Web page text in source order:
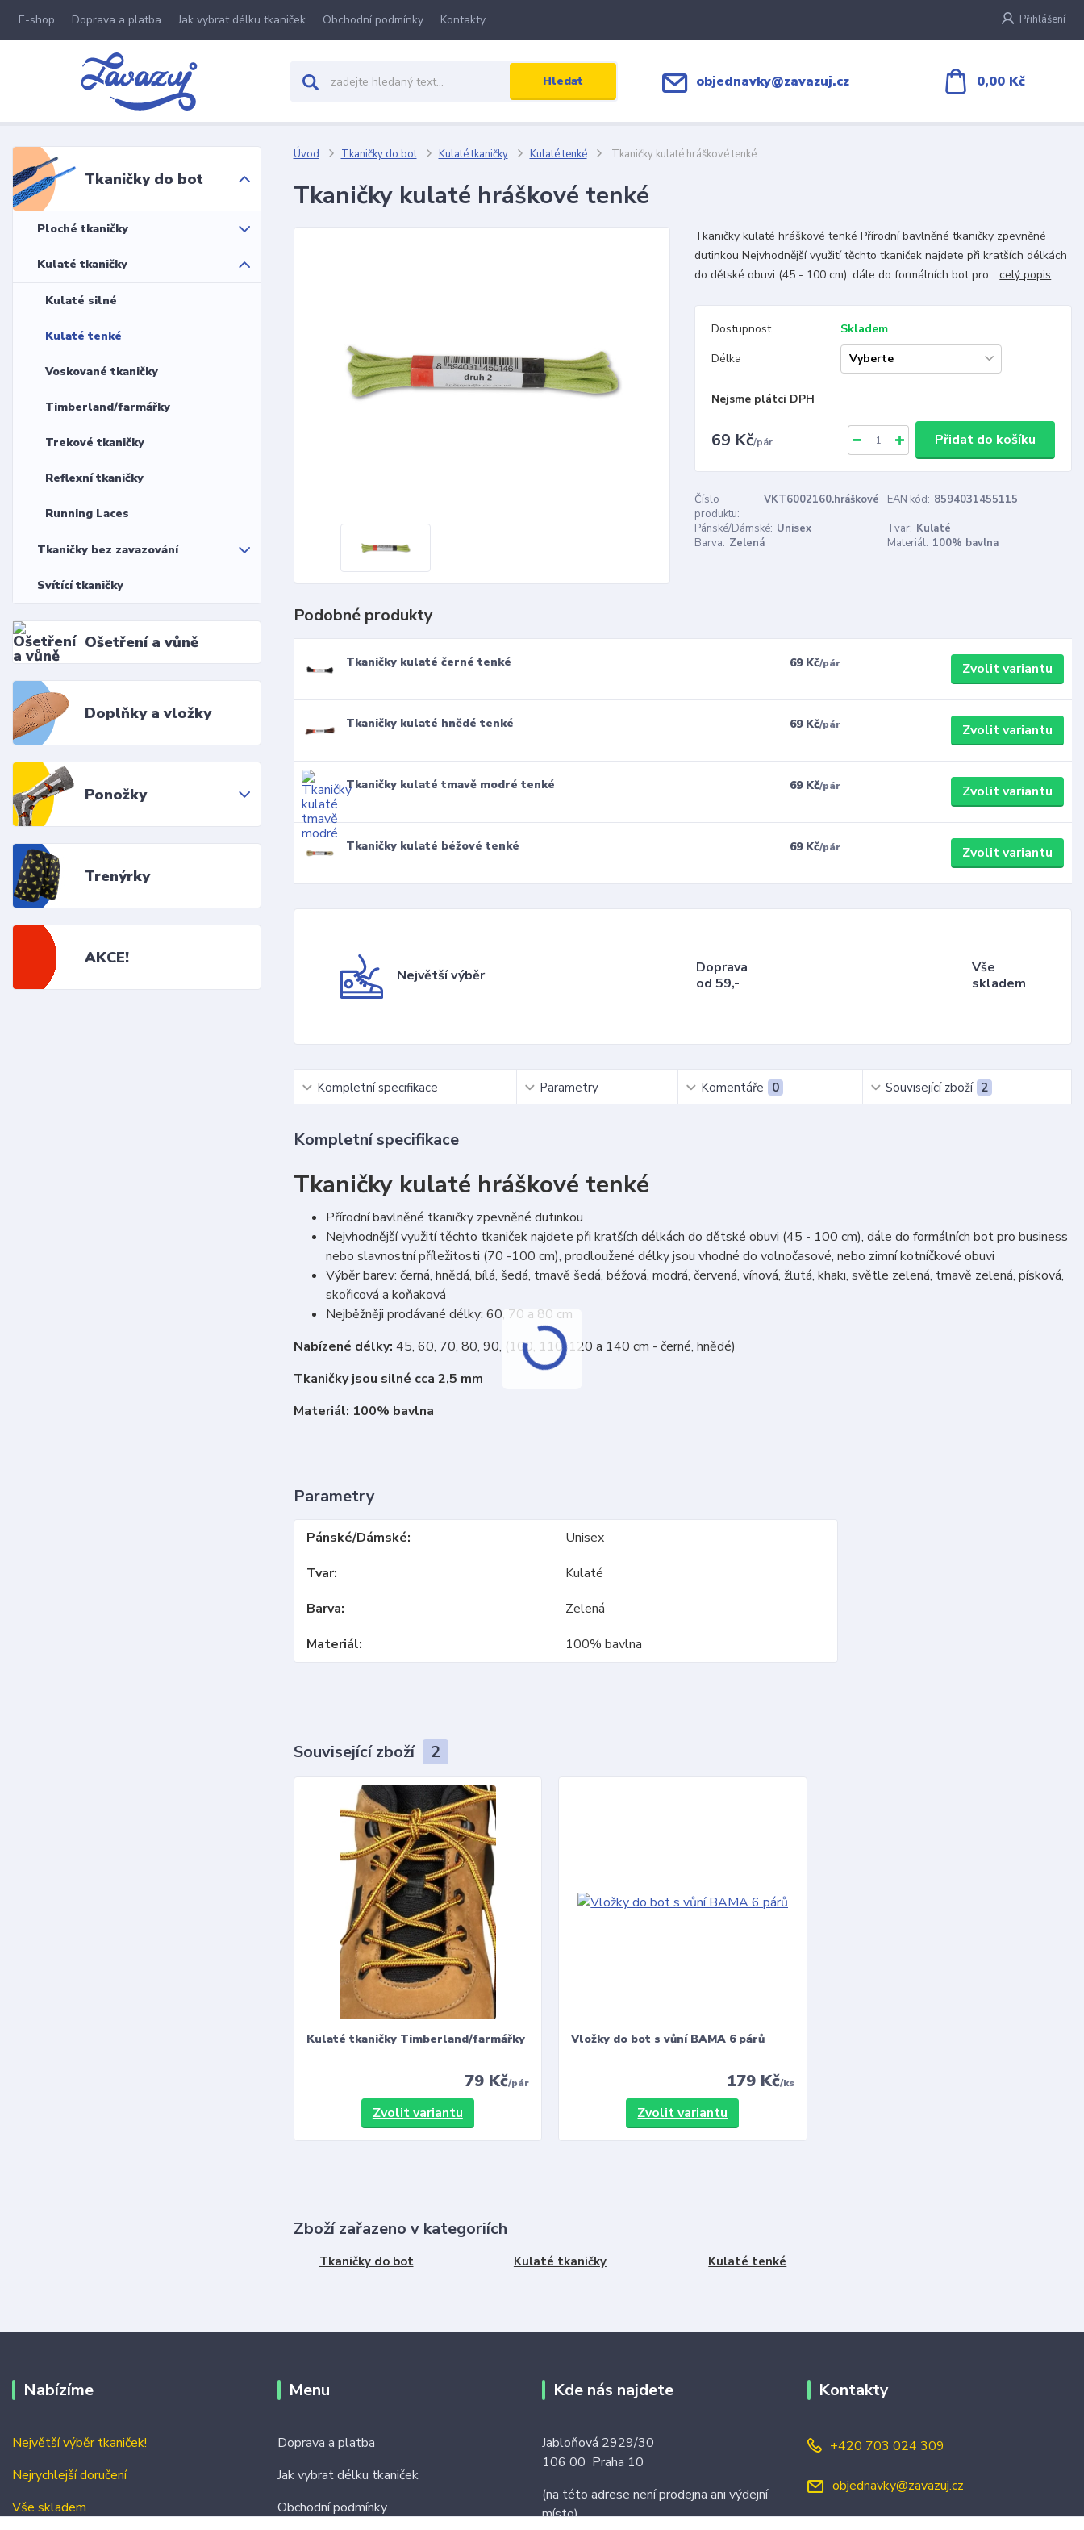
E-shop Doprava a platba Jak vybrat délku tkaniček Obchodní podmínky Kontakty Přihlášení
Hledat objednavky@zavazuj.cz 0,00 Kč
Tkaničky do bot
Ploché tkaničky
Kulaté tkaničky
Kulaté silné
Kulaté tenké
Voskované tkaničky
Timberland/farmářky
Trekové tkaničky
Reflexní tkaničky
Running Laces
Tkaničky bez zavazování
Svítící tkaničky
Ošetření a vůně
Doplňky a vložky
Ponožky
Trenýrky
AKCE!
Úvod Tkaničky do bot Kulaté tkaničky Kulaté tenké Tkaničky kulaté hráškové tenké
Tkaničky kulaté hráškové tenké
Tkaničky kulaté hráškové tenké Přírodní bavlněné tkaničky zpevněné
dutinkou Nejvhodnější využití těchto tkaniček najdete při kratších délkách
do dětské obuvi (45 - 100 cm), dále do formálních bot pro...celý popis
Dostupnost
Skladem
Délka
Nejsme plátci DPH
69 Kč/pár Přidat do košíku
Číslo
produktu:
VKT6002160.hráškové EAN kód: 8594031455115
Pánské/Dámské: Unisex Tvar: Kulaté
Barva: Zelená Materiál: 100% bavlna
Podobné produkty
Tkaničky kulaté černé tenké 69 Kč/pár Zvolit variantu
Tkaničky kulaté hnědé tenké 69 Kč/pár Zvolit variantu
Tkaničky kulaté tmavě modré tenké 69 Kč/pár Zvolit variantu
Tkaničky kulaté béžové tenké 69 Kč/pár Zvolit variantu
Největší výběr
Doprava
od 59,-
Vše
skladem
Kompletní specifikace Parametry Komentáře 0 Související zboží 2
Kompletní specifikace
Tkaničky kulaté hráškové tenké
Přírodní bavlněné tkaničky zpevněné dutinkou
Nejvhodnější využití těchto tkaniček najdete při kratších délkách do dětské obuvi (45 - 100 cm), dále do formálních bot pro business
nebo slavnostní příležitosti (70 -100 cm), prodloužené délky jsou vhodné do volnočasové, nebo zimní kotníčkové obuvi
Výběr barev: černá, hnědá, bílá, šedá, tmavě šedá, béžová, modrá, červená, vínová, žlutá, khaki, světle zelená, tmavě zelená, písková,
skořicová a koňaková
Nejběžněji prodávané délky: 60, 70 a 80 cm
Nabízené délky: 45, 60, 70, 80, 90, (100, 110, 120 a 140 cm - černé, hnědé)
Tkaničky jsou silné cca 2,5 mm
Materiál: 100% bavlna
Parametry
Pánské/Dámské
Unisex
Tvar
Kulaté
Barva
Zelená
Materiál
100% bavlna
Související zboží 2
Kulaté tkaničky Timberland/farmářky
79 Kč/pár
Zvolit variantu
Vložky do bot s vůní BAMA 6 párů
179 Kč/ks
Zvolit variantu
Zboží zařazeno v kategoriích
Tkaničky do bot Kulaté tkaničky Kulaté tenké
Nabízíme
Největší výběr tkaniček!
Nejrychlejší doručení
Vše skladem
Menu
Doprava a platba
Jak vybrat délku tkaniček
Obchodní podmínky
Kde nás najdete
Jabloňová 2929/30
106 00 Praha 10
(na této adrese není prodejna ani výdejní
místo)
Kontakty
+420 703 024 309
objednavky@zavazuj.cz